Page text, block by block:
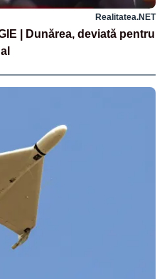
Realitatea.NET
| Dunărea, deviată pentru